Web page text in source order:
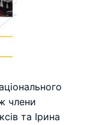
члени
та Ірина